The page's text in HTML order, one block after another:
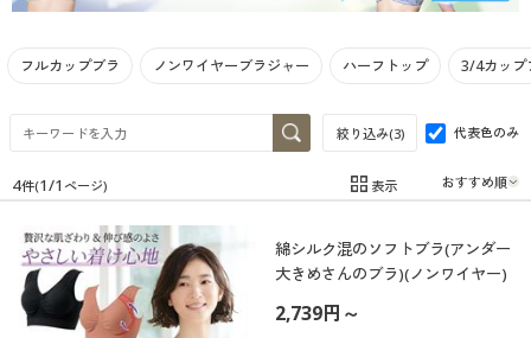
寝具・ベッド
カーテン・ラグ・ファブリック
美容・健康・サプリメント
制服・スクールすべて
制服・学生服
大きいサイズ
大きいサイズ通販すべて
バーゲン
フルカップブラ ノンワイヤーブラジャー ハーフトップ 3/4カップ
絞り込み(3) 代表色のみ
在庫 在庫のある商品のみ表示
カテゴリ
4件(1/1 ページ) 表示
綿シルク混のソフトブラ(アンダー
大きめさんのブラ)(ノンワイヤー)
2,739円～